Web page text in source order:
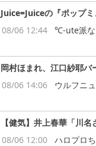
Juice=Juiceの『ポップ
08/06 12:44
℃-ute派
岡村ほまれ、江口紗耶バ
08/06 14:06
ウルフニ
【健気】井上春華「川
08/06 12:00
ハロプロ